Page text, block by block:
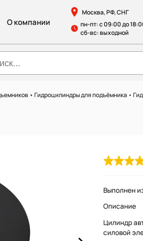
О компании
Москва, РФ, СНГ
пн-пт: с 09:00 до
сб-вс: выходной
•Гидроцилиндры для подъёмника •
Выполнен
Описание
Цилиндр
силовой